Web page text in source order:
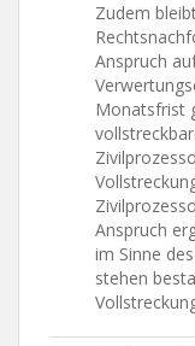
Zudem
Anspruch
Monatsfrist
Anspruch
im Sinne
stehen